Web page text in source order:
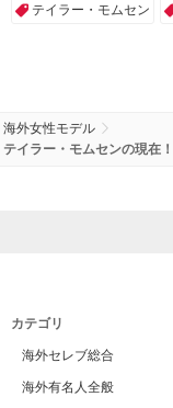
テイラー・モムセン
海外女性モデル
テイラー・モムセンの現在
カテゴリ
海外セレブ総合
海外有名人全般